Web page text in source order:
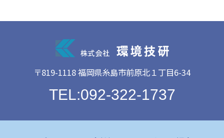
〒819-1118 福岡県糸島市前原北１丁目6-34
TEL:092-322-1737